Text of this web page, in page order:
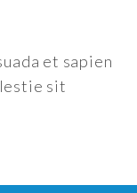
et sapien
sit